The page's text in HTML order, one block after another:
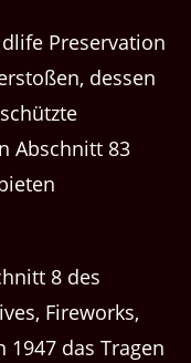
Preservation
dessen
Abschnitt 83
8 des
Fireworks,
das Tragen